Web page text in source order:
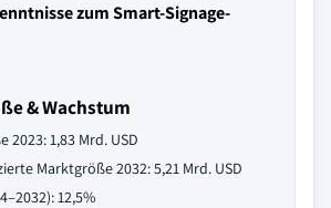
zum Smart-Signage-
& Wachstum
2023: 1,83 Mrd. USD
Marktgröße 2032: 5,21 Mrd. USD
12,5%